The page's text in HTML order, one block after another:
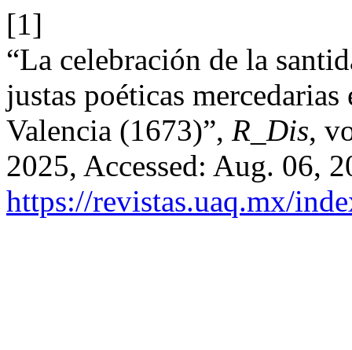
[1]
“La celebración de la
justas poéticas
Valencia (1673)”, R_Dis,
2025, Accessed: Aug. 06,
https://revistas.uaq.mx/